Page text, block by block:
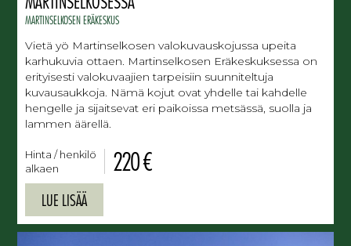
MARTINSELKOSEN ERÄKESKUS
Vietä yö Martinselkosen valokuvauskojussa upeita
karhukuvia ottaen. Martinselkosen Eräkeskuksessa on
erityisesti valokuvaajien tarpeisiin suunniteltuja
kuvausaukkoja. Nämä kojut ovat yhdelle tai kahdelle
hengelle ja sijaitsevat eri paikoissa metsässä, suolla ja
lammen äärellä.
Hinta / henkilö
alkaen
220 €
LUE LISÄÄ